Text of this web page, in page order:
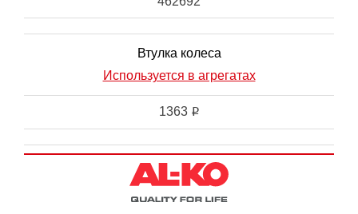
Втулка колеса
Используется в агрегатах
1363 i